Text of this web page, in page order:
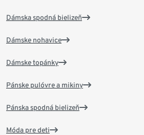
Dámska spodná bielizeň
Dámske nohavice
Dámske topánky
Pánske pulóvre a mikiny
Pánska spodná bielizeň
Móda pre deti